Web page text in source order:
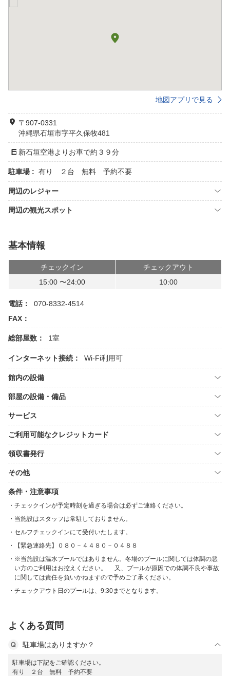
地図アプリで見る
〒907-0331
沖縄県石垣市字平久保牧481
新石垣空港よりお車で約３９分
駐車場 : 有り ２台 無料 予約不要
周辺のレジャー
周辺の観光スポット
基本情報
チェックイン
チェックアウト
15:00 〜24:00
10:00
電話：
070-8332-4514
FAX：
総部屋数： 1室
インターネット接続： Wi-Fi利用可
館内の設備
部屋の設備・備品
サービス
ご利用可能なクレジットカード
領収書発行
その他
条件・注意事項
チェックインが予定時刻を過ぎる場合は必ずご連絡ください。
当施設はスタッフは常駐しておりません。
セルフチェックインにて受付いたします。
【緊急連絡先】０８０－４４８０－０４８８
※当施設は温水プールではありません。冬場のプールに関しては体調の悪
い方のご利用はお控えください。 又、プールが原因での体調不良や事故
に関しては責任を負いかねますので予めご了承ください。
チェックアウト日のプールは、9:30までとなります。
よくある質問
駐車場はありますか？
駐車場は下記をご確認ください。
有り ２台 無料 予約不要